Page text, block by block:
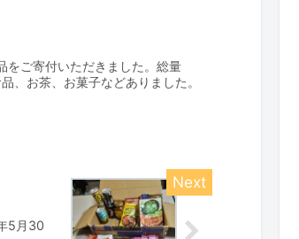
をご寄付いただきました。総量
、お茶、お菓子などありました。
5月30